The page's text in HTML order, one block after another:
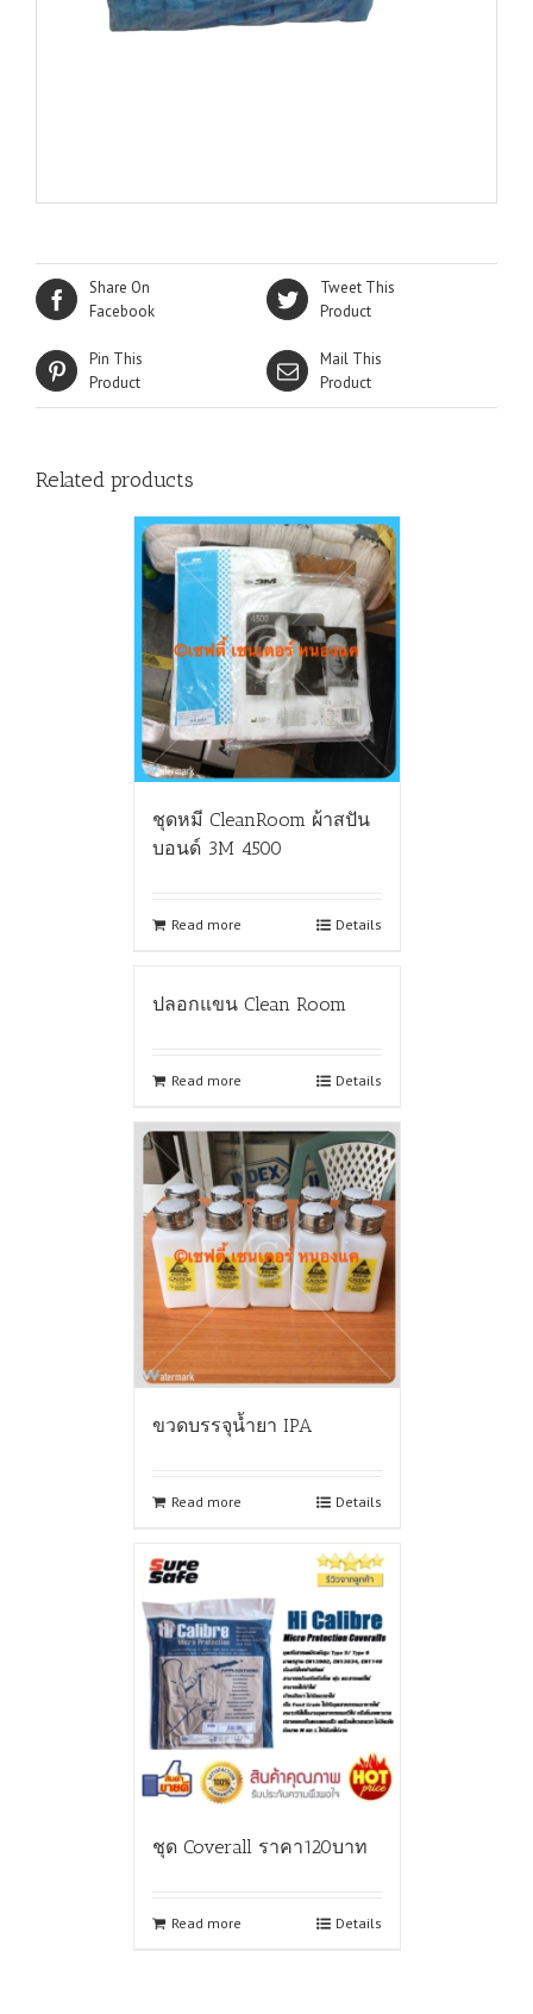
Share On
Facebook
Tweet This
Product
Pin This
Product
Mail This
Product
Related products
ชุดหมี CleanRoom ผ้าสปัน
บอนด์ 3M 4500
Read more Details
ปลอกแขน Clean Room
Read more Details
ขวดบรรจุน้ำยา IPA
Read more Details
ชุด Coverall ราคา120บาท
Read more Details